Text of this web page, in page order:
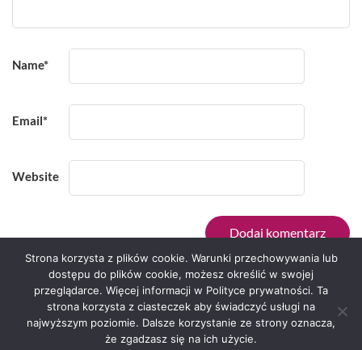
Name*
Email*
Website
Serwis zaprojektował Grzegorz Sztank .
Strona korzysta z plików cookie. Warunki przechowywania lub
dostępu do plików cookie, możesz określić w swojej
przeglądarce. Więcej informacji w Polityce prywatności. Ta
strona korzysta z ciasteczek aby świadczyć usługi na
najwyższym poziomie. Dalsze korzystanie ze strony oznacza,
że zgadzasz się na ich użycie.